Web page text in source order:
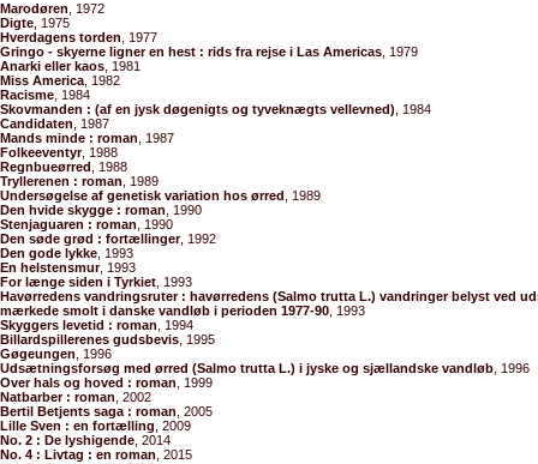
Marodøren , 1972
Digte , 1975
Hverdagens torden , 1977
Gringo - skyerne ligner en hest : rids fra rejse i Las Americas , 1979
Anarki eller kaos , 1981
Miss America , 1982
Racisme , 1984
Skovmanden : (af en jysk døgenigts og tyveknægts vellevned) , 1984
Candidaten , 1987
Mands minde : roman , 1987
Folkeeventyr, 1988
Regnbueørred , 1988
Tryllerenen : roman , 1989
Undersøgelse af genetisk variation hos ørred , 1989
Den hvide skygge : roman , 1990
Stenjaguaren : roman , 1990
Den søde grød : fortællinger, 1992
Den gode lykke , 1993
En helstensmur, 1993
For længe siden i Tyrkiet , 1993
Havørredens vandringsruter : havørredens (Salmo trutta L.) vandringer belyst ved
mærkede smolt i danske vandløb i perioden 1977-90 , 1993
Skyggers levetid : roman , 1994
Billardspillerenes gudsbevis , 1995
Gøgeungen , 1996
Udsætningsforsøg med ørred (Salmo trutta L.) i jyske og sjællandske vandløb , 1996
Over hals og hoved : roman , 1999
Natbarber : roman , 2002
Bertil Betjents saga : roman , 2005
Lille Sven : en fortælling , 2009
No. 2 : De lyshigende , 2014
No. 4 : Livtag : en roman , 2015